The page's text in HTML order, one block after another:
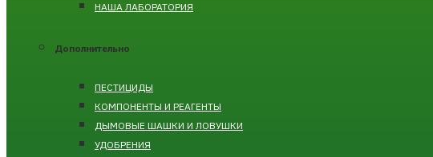
НАША ЛАБОРАТОРИЯ
Дополнительно
ПЕСТИЦИДЫ
КОМПОНЕНТЫ И РЕАГЕНТЫ
ДЫМОВЫЕ ШАШКИ И ЛОВУШКИ
УДОБРЕНИЯ